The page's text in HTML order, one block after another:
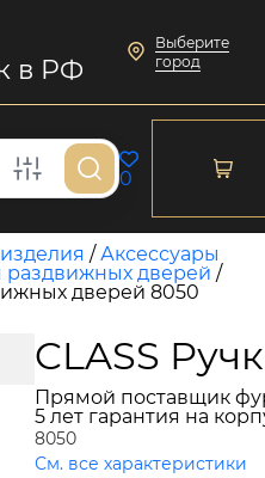
в РФ
Выберите
город
0
/Аксессуары
раздвижных дверей /
дверей 8050
CLASS
Прямой поставщик
5 лет гарантия на
8050
См. все характеристики